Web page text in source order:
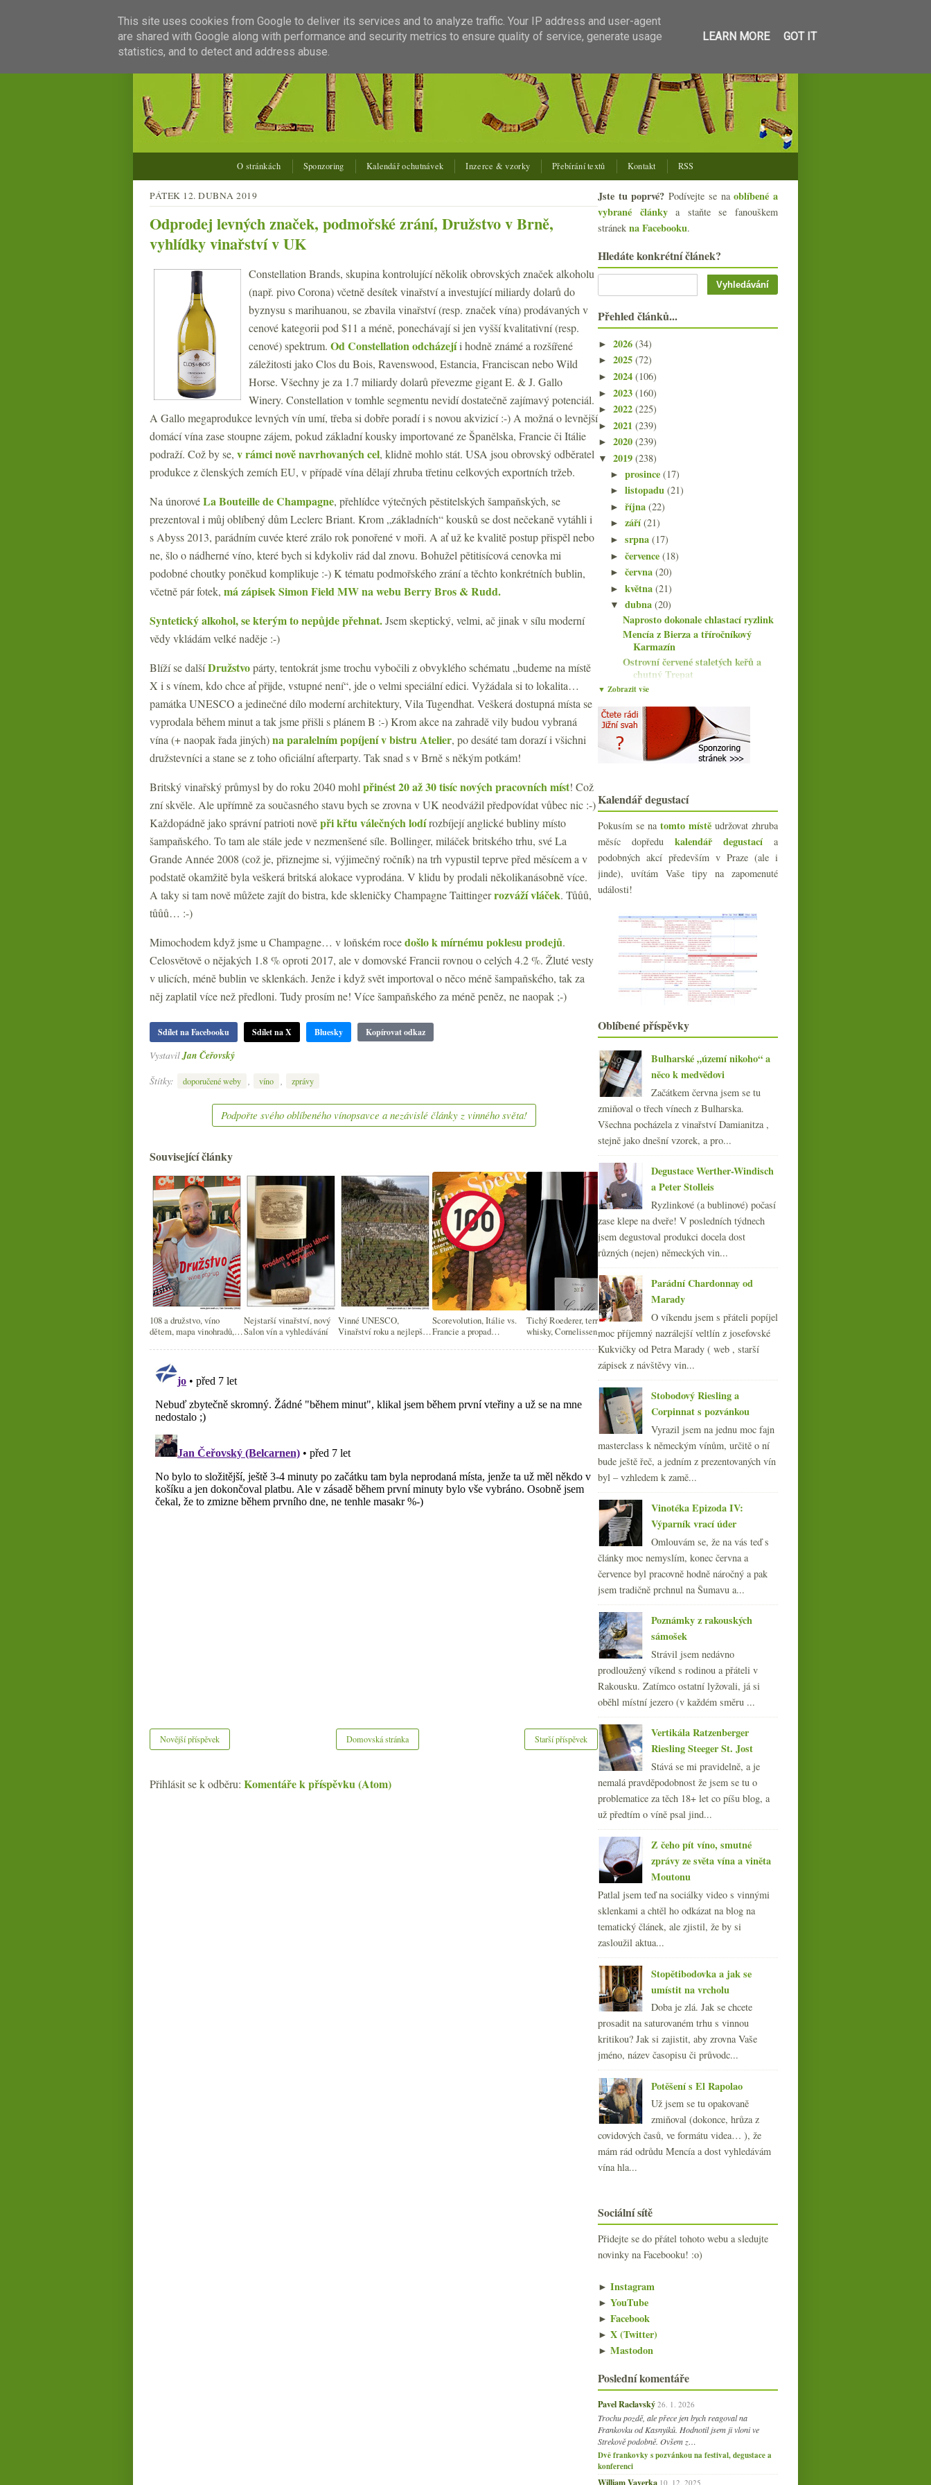
O stránkách Sponzoring Kalendář ochutnávek Inzerce & vzorky Přebírání textů Kontakt RSS
PÁTEK 12. DUBNA 2019
Odprodej levných značek, podmořské zrání, Družstvo v Brně,
vyhlídky vinařství v UK
Constellation Brands, skupina kontrolující několik obrovských značek alkoholu
(např. pivo Corona) včetně desítek vinařství a investující miliardy dolarů do
byznysu s marihuanou, se zbavila vinařství (resp. značek vína) prodávaných v
cenové kategorii pod $11 a méně, ponechávají si jen vyšší kvalitativní (resp.
cenové) spektrum. Od Constellation odcházejíi hodně známé a rozšířené
záležitosti jako Clos du Bois, Ravenswood, Estancia, Franciscan nebo Wild
Horse. Všechny je za 1.7 miliardy dolarů převezme gigant E. & J. Gallo
Winery. Constellation v tomhle segmentu nevidí dostatečně zajímavý potenciál.
A Gallo megaprodukce levných vín umí, třeba si dobře poradí i s novou akvizicí :-) A možná o levnější
domácí vína zase stoupne zájem, pokud základní kousky importované ze Španělska, Francie či Itálie
podraží. Což by se, v rámci nově navrhovaných cel, klidně mohlo stát. USA jsou obrovský odběratel
produkce z členských zemích EU, v případě vína dělají zhruba třetinu celkových exportních tržeb.
Na únorovéLa Bouteille de Champagne, přehlídce výtečných pěstitelských šampaňských, se
prezentoval i můj oblíbený dům Leclerc Briant. Krom „základních“ kousků se dost nečekaně vytáhli i
s Abyss 2013, parádním cuvée které zrálo rok ponořené v moři. A ať už ke kvalitě postup přispěl nebo
ne, šlo o nádherné víno, které bych si kdykoliv rád dal znovu. Bohužel pětitisícová cenovka mi
podobné choutky poněkud komplikuje :-) K tématu podmořského zrání a těchto konkrétních bublin,
včetně pár fotek, má zápisek Simon Field MW na webu Berry Bros & Rudd.
Syntetický alkohol, se kterým to nepůjde přehnat.Jsem skeptický, velmi, ač jinak v sílu moderní
vědy vkládám velké naděje :-)
Blíží se dalšíDružstvopárty, tentokrát jsme trochu vybočili z obvyklého schématu „budeme na místě
X i s vínem, kdo chce ať přijde, vstupné není“, jde o velmi speciální edici. Vyžádala si to lokalita…
památka UNESCO a jedinečné dílo moderní architektury, Vila Tugendhat. Veškerá dostupná místa se
vyprodala během minut a tak jsme přišli s plánem B :-) Krom akce na zahradě vily budou vybraná
vína (+ naopak řada jiných)na paralelním popíjení v bistru Atelier, po desáté tam dorazí i všichni
družstevníci a stane se z toho oficiální afterparty. Tak snad s v Brně s někým potkám!
Britský vinařský průmysl by do roku 2040 mohl přinést 20 až 30 tisíc nových pracovních míst! Což
zní skvěle. Ale upřímně za současného stavu bych se zrovna v UK neodvážil předpovídat vůbec nic :-)
Každopádně jako správní patrioti nověpři křtu válečných lodírozbíjejí anglické bubliny místo
šampaňského. To tam ale stále jede v nezmenšené síle. Bollinger, miláček britského trhu, své La
Grande Année 2008 (což je, přiznejme si, výjimečný ročník) na trh vypustil teprve před měsícem a v
podstatě okamžitě byla veškerá britská alokace vyprodána. V klidu by prodali několikanásobně více.
A taky si tam nově můžete zajít do bistra, kde skleničky Champagne Taittingerrozváží vláček. Tůůů,
tůůů… :-)
Mimochodem když jsme u Champagne… v loňském rocedošlo k mírnému poklesu prodejů.
Celosvětově o nějakých 1.8 % oproti 2017, ale v domovské Francii rovnou o celých 4.2 %. Žluté vesty
v ulicích, méně bublin ve sklenkách. Jenže i když svět importoval o něco méně šampaňského, tak za
něj zaplatil více než předloni. Tudy prosím ne! Více šampaňského za méně peněz, ne naopak ;-)
Sdílet na Facebooku Sdílet na X Bluesky Kopírovat odkaz
VystavilJan Čeřovský
Štítky:
doporučené weby víno zprávy
Podpořte svého oblíbeného vínopsavce a nezávislé články z vinného světa!
Související články
108 a družstvo, víno
dětem, mapa vinohradů,
podvodech
Nejstarší vinařství, nový
Salon vín a vyhledávání
Vinné UNESCO,
Vinařství roku a nejlepší
vtipně
Scorevolution, Itálie vs.
Francie a propad
vinařství, čajové espresso
Tichý Roederer, terroir
whisky, Cornelissen síří a
Vinařství roku, daň,
biobludný balvan,
vesmírná whisky Ardbeg
Novější příspěvek Starší příspěvek
Domovská stránka
Přihlásit se k odběru: Komentáře k příspěvku (Atom)
Jste tu poprvé? Podívejte se naoblíbené a
vybrané článkya staňte se fanouškem
stránek na Facebooku.
Hledáte konkrétní článek?
Přehled článků...
► 2026 (34)
► 2025 (72)
► 2024 (106)
► 2023 (160)
► 2022 (225)
► 2021 (239)
► 2020 (239)
▼ 2019 (238)
►prosince(17)
►listopadu(21)
►října(22)
►září(21)
►srpna(17)
►července(18)
►června(20)
►května(21)
▼dubna(20)
Naprosto dokonale chlastací ryzlink
Mencía z Bierza a tříročníkový
Karmazín
Ostrovní červené staletých keřů a
chutný Trepat
Naturální Champagne a fascinující
Bubliny v pokojové teplotě,
Champagne udržitelné, ...
Amforový cider s výhledem na moře
Za naturálnem do Dánska
Cabernet od Anakena
Krásný vyzrálý Morgon
Odprodej levných značek,
podmořské zrání, Družstvo...
Pijte Mencíu s Ultreia Saint Jacques
Třikrát německý Riesling
Šumivé naturální Xarel·lo a Pinot od
Starosvětská parádní Viura
Sluníčko ve sklence
Bezva Mencía z Bierza
Fino Spritz a pětkrát bio cidre od
Klimenta
Admura, osobitá piemontská hračka
Jak boduji vína
►března(20)
►února(19)
►ledna (22)
►2018(240)
► 2017(240)
►2016 (250)
►2015(251)
►2014(254)
►2013(249)
2012 (254)
►2011(252)
►2010(249)
►2009(249)
►2008(270)
►2007(108)
▼ Zobrazit vše
Kalendář degustací
Pokusím se na tomto místě udržovat zhruba
měsíc dopředu kalendář degustacía
podobných akcí především v Praze (ale i
jinde), uvítám Vaše tipy na zapomenuté
události!
Oblíbené příspěvky
Bulharské „území nikoho“ a
něco k medvědovi
Začátkem června jsem se tu
zmiňoval o třech vínech z Bulharska.
Všechna pocházela z vinařství Damianitza ,
stejně jako dnešní vzorek, a pro...
Degustace Werther-Windisch
a Peter Stolleis
Ryzlinkové (a bublinové) počasí
zase klepe na dveře! V posledních týdnech
jsem degustoval produkci docela dost
různých (nejen) německých vin...
Parádní Chardonnay od
Marady
O víkendu jsem s přáteli popíjel
moc příjemný nazrálejší veltlín z josefovské
Kukvičky od Petra Marady ( web , starší
zápisek z návštěvy vin...
Stobodový Riesling a
Corpinnat s pozvánkou
Vyrazil jsem na jednu moc fajn
masterclass k německým vínům, určitě o ní
bude ještě řeč, a jedním z prezentovaných vín
byl – vzhledem k zamě...
Vinotéka Epizoda IV:
Výparník vrací úder
Omlouvám se, že na vás teď s
články moc nemyslím, konec června a
července byl pracovně hodně náročný a pak
jsem tradičně prchnul na Šumavu a...
Poznámky z rakouských
sámošek
Strávil jsem nedávno
prodloužený víkend s rodinou a přáteli v
Rakousku. Zatímco ostatní lyžovali, já si
oběhl místní jezero (v každém směru ...
Vertikála Ratzenberger
Riesling Steeger St. Jost
Stává se mi pravidelně, a je
nemalá pravděpodobnost že jsem se tu o
problematice za těch 18+ let co píšu blog, a
už předtím o víně psal jind...
Z čeho pít víno, smutné
zprávy ze světa vína a viněta
Moutonu
Patlal jsem teď na sociálky video s vinnými
sklenkami a chtěl ho odkázat na blog na
tematický článek, ale zjistil, že by si
zasloužil aktua...
Stopětibodovka a jak se
umístit na vrcholu
Doba je zlá. Jak se chcete
prosadit na saturovaném trhu s vinnou
kritikou? Jak si zajistit, aby zrovna Vaše
jméno, název časopisu či průvodc...
Potěšení s El Rapolao
Už jsem se tu opakovaně
zmiňoval (dokonce, hrůza z
covidových časů, ve formátu videa… ), že
mám rád odrůdu Mencía a dost vyhledávám
vína hla...
Sociální sítě
Přidejte se do přátel tohoto webu a sledujte
novinky na Facebooku! :o)
► Instagram
► YouTube
► Facebook
► X (Twitter)
► Mastodon
Poslední komentáře
Pavel Raclavský 26. 1. 2026
Trochu pozdě, ale přece jen bych reagoval na
Frankovku od Kasnyiků. Hodnotil jsem ji vloni ve
Strekově podobně. Ovšem z…
Dvě frankovky s pozvánkou na festival, degustace a
konferenci
William Vaverka 10. 12. 2025
This site uses cookies from Google to deliver its services and to analyze traffic. Your IP address and user-agent
are shared with Google along with performance and security metrics to ensure quality of service, generate usage
statistics, and to detect and address abuse.
LEARN MORE GOT IT